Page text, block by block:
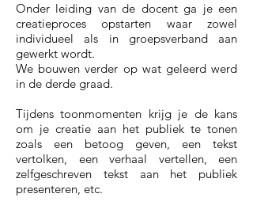
Onder leiding van de docent ga je een
creatieproces opstarten waar zowel
individueel als in groepsverband aan
gewerkt wordt.
We bouwen verder op wat geleerd werd
in de derde graad.
Tijdens toonmomenten krijg je de kans
om je creatie aan het publiek te tonen
zoals een betoog geven, een tekst
vertolken, een verhaal vertellen, een
zelfgeschreven tekst aan het publiek
presenteren, etc.